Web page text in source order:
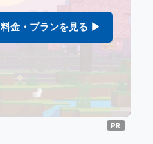
料金・プランを見る ▶